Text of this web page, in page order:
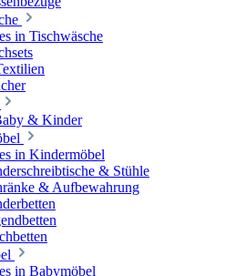
in Tischwäsche
& Kinder
in Kindermöbel
& Stühle
& Aufbewahrung
in Babymöbel